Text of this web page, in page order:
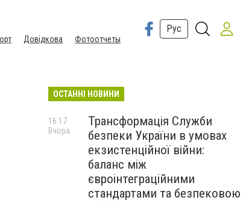
Довідкова Фотоотчеты
Рус
ОСТАННІ НОВИНИ
Трансформація Служби
безпеки України в умовах
екзистенційної війни:
баланс між
євроінтеграційними
стандартами та безпековою
16:17
Вчора